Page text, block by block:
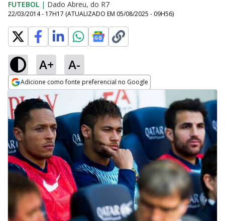
FUTEBOL | Dado Abreu, do R7
22/03/2014 - 17H17 (ATUALIZADO EM 05/08/2025 - 09H56)
A+ A-
Adicione como fonte preferencial no Google
Opens in new window